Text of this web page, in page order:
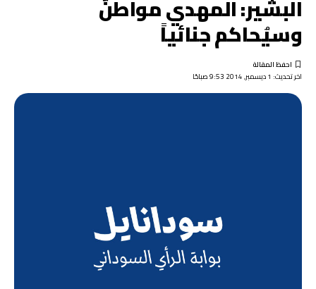
البشير: المهدي مواطنٌ
وسيُحاكم جنائياً
اخر تحديث: 1 ديسمبر, 2014 9:53 صباحًا